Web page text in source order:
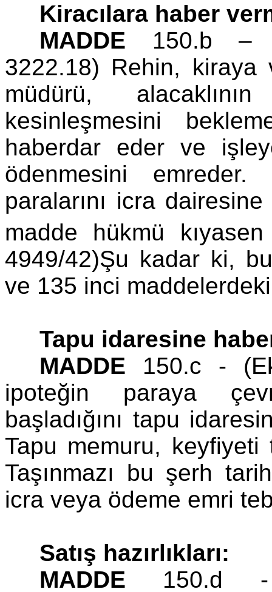
Kiracılara haber
MADDE 150.b –
3222.18) Rehin, kiraya
müdürü,
kesinleşmesini
haberdar eder ve
ödenmesini
paralarını icra
madde hükmü
4949/42)Şu kadar ki,
ve 135 inci
Tapu idaresine
MADDE 150.c -
ipoteğin paraya
başladığını tapu
Tapu memuru, keyfiyeti
Taşınmazı bu şerh
icra veya ödeme emri
Satış hazırlıkları:
MADDE 150.d -